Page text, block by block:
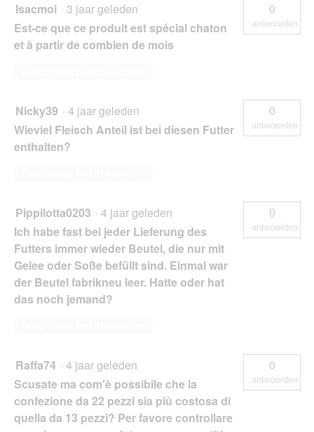
Isacmoi · 3 jaar geleden
Est-ce que ce produit est spécial chaton
et à partir de combien de mois
0
antwoorden
Nicky39 · 4 jaar geleden
Wieviel Fleisch Anteil ist bei diesen Futter
enthalten?
0
antwoorden
Pippilotta0203 · 4 jaar geleden
Ich habe fast bei jeder Lieferung des
Futters immer wieder Beutel, die nur mit
Gelee oder Soße befüllt sind. Einmal war
der Beutel fabrikneu leer. Hatte oder hat
das noch jemand?
0
antwoorden
Raffa74 · 4 jaar geleden
Scusate ma com'è possibile che la
confezione da 22 pezzi sia più costosa di
quella da 13 pezzi? Per favore controllare
0
antwoorden